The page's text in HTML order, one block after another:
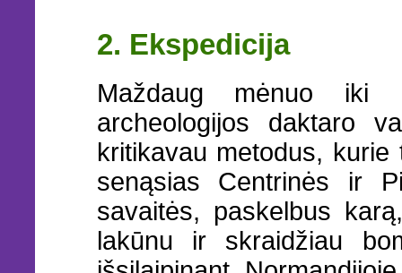
2. Ekspedicija
Maždaug mėnuo iki
archeologijos daktaro
kritikavau metodus,
senąsias Centrinės ir
savaitės, paskelbus
lakūnu ir skraidžiau